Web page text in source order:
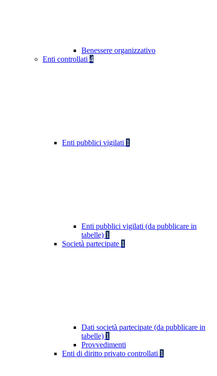
Benessere organizzativo
Enti controllati 4
Enti pubblici vigilati 1
Enti pubblici vigilati (da pubblicare in
tabelle) 1
Società partecipate 1
Dati società partecipate (da pubblicare in
tabelle) 1
Provvedimenti
Enti di diritto privato controllati 1